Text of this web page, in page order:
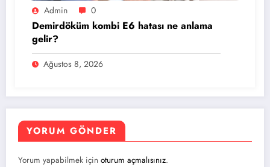
Admin 0
Demirdöküm kombi E6 hatası ne anlama
gelir?
Ağustos 8, 2026
YORUM GÖNDER
Yorum yapabilmek için oturum açmalısınız.